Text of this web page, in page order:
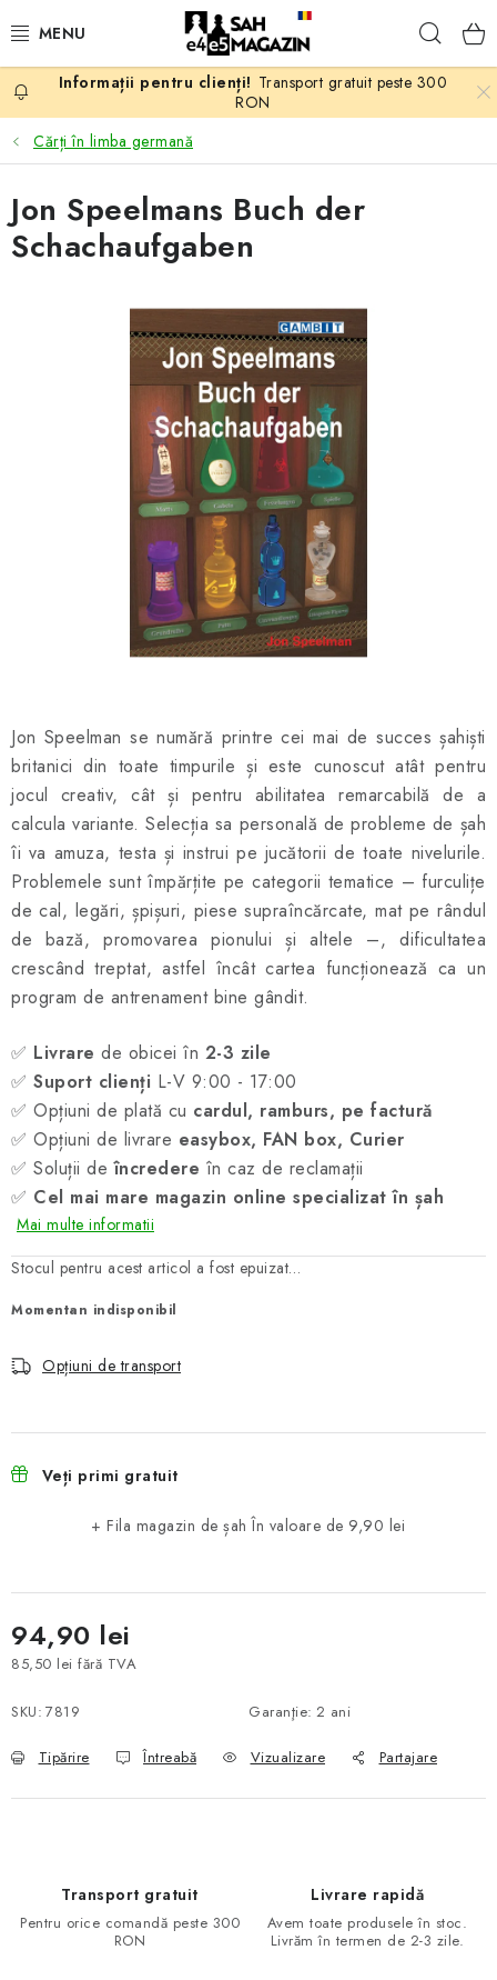
PROMOTII
ȘAH
PIESE DE ȘAH
Transport gratuit peste 300
RON
Cărți în limba germană
Jon Speelman se numără printre cei mai de succes șahiști
britanici din toate timpurile și este cunoscut atât pentru
jocul creativ, cât și pentru abilitatea remarcabilă de a
calcula variante. Selecția sa personală de probleme de șah
îi va amuza, testa și instrui pe jucătorii de toate nivelurile.
Problemele sunt împărțite pe categorii tematice – furculițe
de cal, legări, șpișuri, piese supraîncărcate, mat pe rândul
de bază, promovarea pionului și altele –, dificultatea
crescând treptat, astfel încât cartea funcționează ca un
program de antrenament bine gândit.
✅ Livrare de obicei în 2-3 zile
✅ Suport clienți L-V 9:00 - 17:00
✅ Opțiuni de plată cu cardul, ramburs, pe factură
✅ Opțiuni de livrare easybox, FAN box, Curier
✅ Soluții deîncredere în caz de reclamații
✅ Cel mai mare magazin online specializat în șah
Mai multe informatii
Stocul pentru acest articol a fost epuizat…
Momentan indisponibil
Opțiuni de transport
Veți primi gratuit
+ Fila magazin de șahÎn valoare de 9,90 lei
94,90 lei
85,50 lei fără TVA
SKU: 7819 Garanţie: 2 ani
Tipărire Întreabă Vizualizare Partajare
Jon Speelmans Buch der
Schachaufgaben
Transport gratuit
Pentru orice comandă peste 300
RON
Livrare rapidă
Avem toate produsele în stoc.
Livrăm în termen de 2-3 zile.